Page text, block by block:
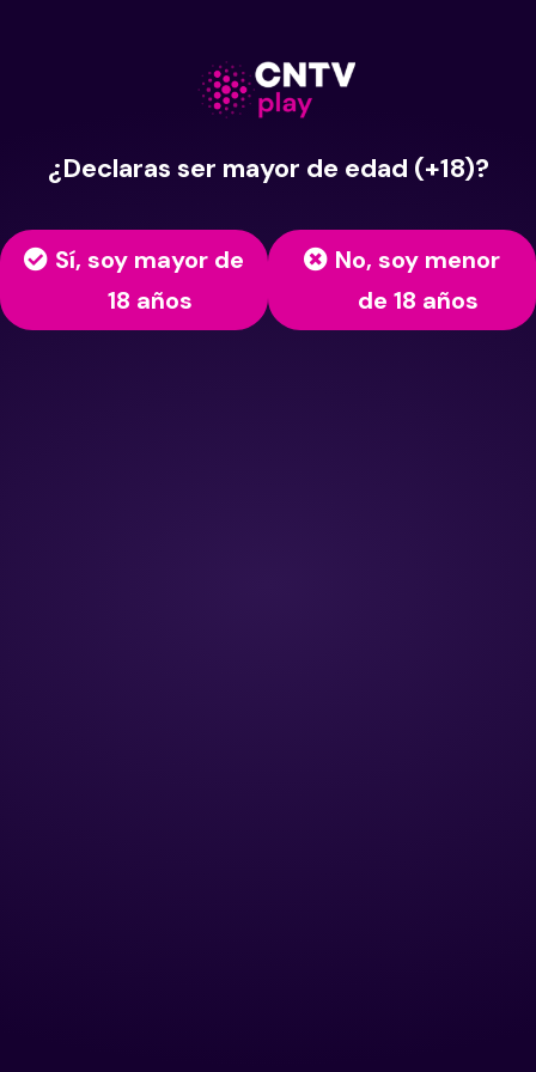
¿Declaras ser mayor de edad (+18)?
Sí, soy mayor de
18 años
No, soy menor
de 18 años